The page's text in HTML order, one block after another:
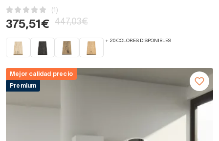
(1)
375,51€ 447,03€
+ 20 COLORES DISPONIBLES
Mejor calidad precio
Premium